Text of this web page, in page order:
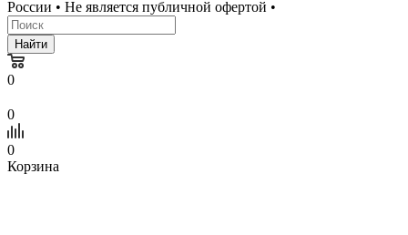
России • Не является публичной офертой •
Найти
0
0
0
Корзина